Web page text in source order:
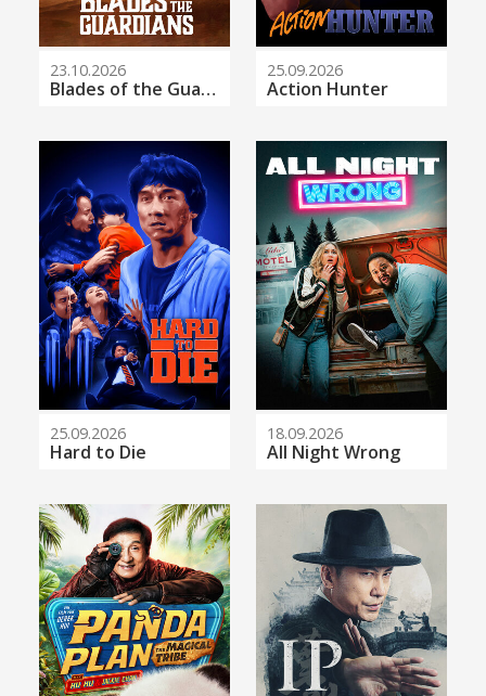
23.10.2026
Blades of the Guardians
25.09.2026
Action Hunter
25.09.2026
Hard to Die
18.09.2026
All Night Wrong